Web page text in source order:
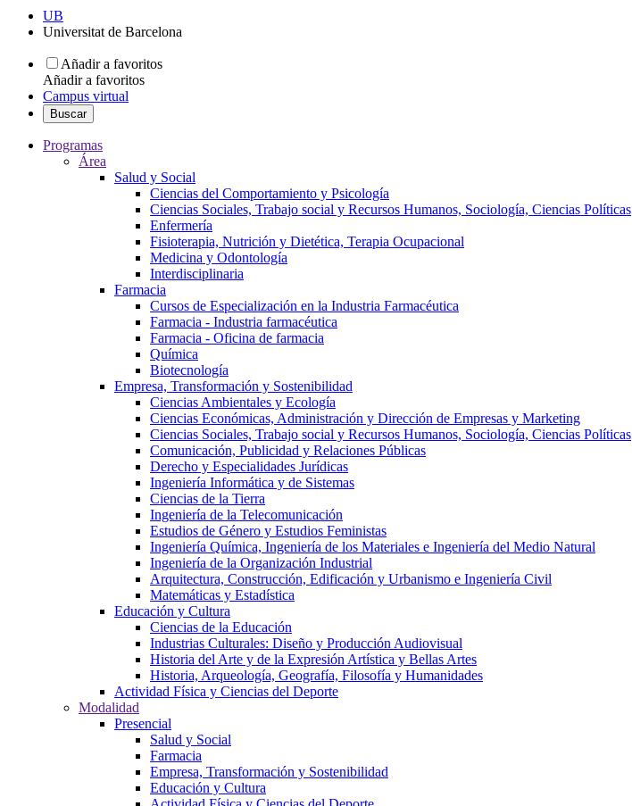
UB
Universitat de Barcelona
Añadir a favoritos
Añadir a favoritos
Campus virtual
Buscar
Programas
Área
Salud y Social
Ciencias del Comportamiento y Psicología
Ciencias Sociales, Trabajo social y Recursos Humanos, Sociología, Ciencias Políticas
Enfermería
Fisioterapia, Nutrición y Dietética, Terapia Ocupacional
Medicina y Odontología
Interdisciplinaria
Farmacia
Cursos de Especialización en la Industria Farmacéutica
Farmacia - Industria farmacéutica
Farmacia - Oficina de farmacia
Química
Biotecnología
Empresa, Transformación y Sostenibilidad
Ciencias Ambientales y Ecología
Ciencias Económicas, Administración y Dirección de Empresas y Marketing
Ciencias Sociales, Trabajo social y Recursos Humanos, Sociología, Ciencias Políticas
Comunicación, Publicidad y Relaciones Públicas
Derecho y Especialidades Jurídicas
Ingeniería Informática y de Sistemas
Ciencias de la Tierra
Ingeniería de la Telecomunicación
Estudios de Género y Estudios Feministas
Ingeniería Química, Ingeniería de los Materiales e Ingeniería del Medio Natural
Ingeniería de la Organización Industrial
Arquitectura, Construcción, Edificación y Urbanismo e Ingeniería Civil
Matemáticas y Estadística
Educación y Cultura
Ciencias de la Educación
Industrias Culturales: Diseño y Producción Audiovisual
Historia del Arte y de la Expresión Artística y Bellas Artes
Historia, Arqueología, Geografía, Filosofía y Humanidades
Actividad Física y Ciencias del Deporte
Modalidad
Presencial
Salud y Social
Farmacia
Empresa, Transformación y Sostenibilidad
Educación y Cultura